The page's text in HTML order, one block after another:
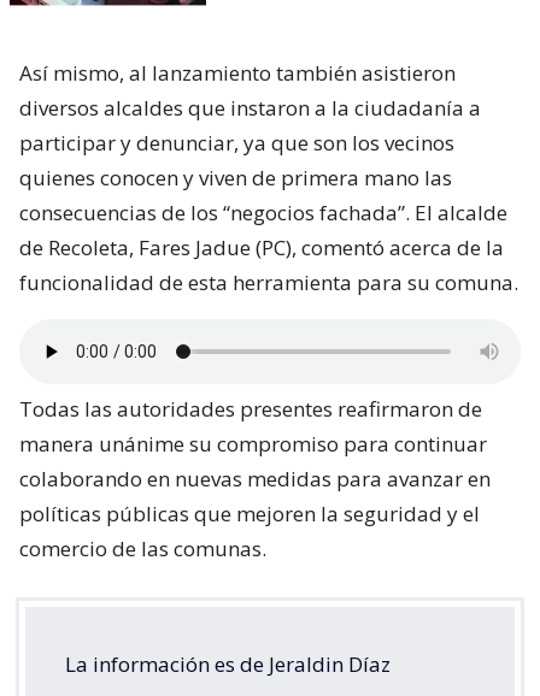
Así mismo, al lanzamiento también asistieron
diversos alcaldes que instaron a la ciudadanía a
participar y denunciar, ya que son los vecinos
quienes conocen y viven de primera mano las
consecuencias de los “negocios fachada”. El alcalde
de Recoleta, Fares Jadue (PC), comentó acerca de la
funcionalidad de esta herramienta para su comuna.
Todas las autoridades presentes reafirmaron de
manera unánime su compromiso para continuar
colaborando en nuevas medidas para avanzar en
políticas públicas que mejoren la seguridad y el
comercio de las comunas.
La información es de Jeraldin Díaz